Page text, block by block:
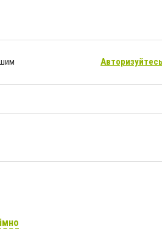
Авторизуйтесь